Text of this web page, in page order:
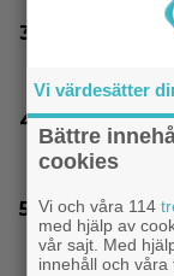
Elliot Page
James Gunn
ångrar är
Joel
thrillerserie
Vi värdesätter
Bättre
cookies
Vi och våra 114
med hjälp av
vår sajt. Med
innehåll och våra